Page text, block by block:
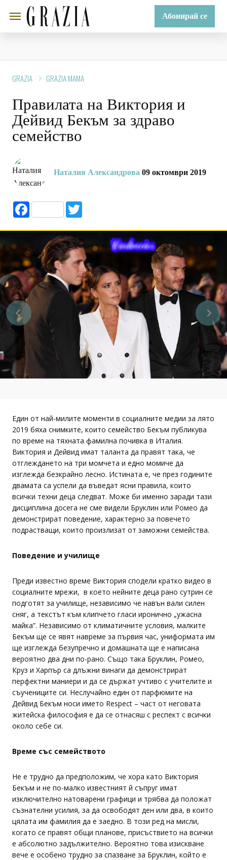
Абонирай се
GRAZIA GRAZIA MAMA
Правилата на Виктория и
Дейвид Бекъм за здраво
семейство
Наталия Александрова 09 октомври 2019
Facebook
Един от най-милите моменти в социалните медии за лято
2019 бяха снимките, които семейство Бекъм публикува
по време на тяхната фамилна почивка в Италия.
Виктория и Дейвид имат таланта да правят така, че
отглеждането на три момчета и едно момиче да
изглежда безкрайно лесно. Истината е, че през годините
двамата са успели да въведат ясни правила, които
всички техни деца следват. Може би именно заради тази
дисциплина досега не сме видели Бруклин или Ромео да
демонстрират поведение, характерно за повечето
подрастващи, които произлизат от заможни семейства.
Поведение и училище
Преди известно време Виктория сподели кратко видео в
социалните мрежи, в което нейните деца рано сутрин се
подготят за училище, независимо че навън вали силен
сняг, а текстът към клипчето гласи иронично „ужасна
майка”. Независимо от климатичните условия, малките
Бекъм ще се явят навреме за първия час, униформата им
ще изглежда безупречно и домашната ще е написана
вероятно два дни по-рано. Също така Бруклин, Ромео,
Круз и Харпър са длъжни винаги да демонстрират
перфектни маниери и да се държат учтиво с учителите и
съучениците си. Неслучайно един от парфюмите на
Дейвид Бекъм носи името Respect – част от неговата
житейска философия е да се отнасяш с респект с всички
около себе си.
Време със семейството
Не е трудно да предположим, че хора като Виктория
Бекъм и не по-малко известният й съпруг имат
изключително натоварени графици и трябва да положат
съзнателни усилия, за да освободят ден или два, в които
цялата им фамилия да е заедно. В този ред на мисли,
когато се правят общи планове, присъствието на всички
е абсолютно задължително. Вероятно това изискване
вече е особено трудно за спазване за Бруклин, който е